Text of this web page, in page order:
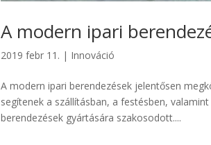
A modern ipari
2019 febr 11. | Innováció
A modern ipari berendezések jelentősen
segítenek a szállításban, a festésben,
berendezések gyártására szakosodott....